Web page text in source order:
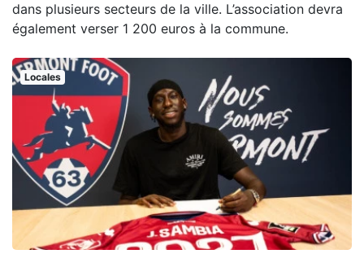
dans plusieurs secteurs de la ville. L’association devra
également verser 1 200 euros à la commune.
Locales